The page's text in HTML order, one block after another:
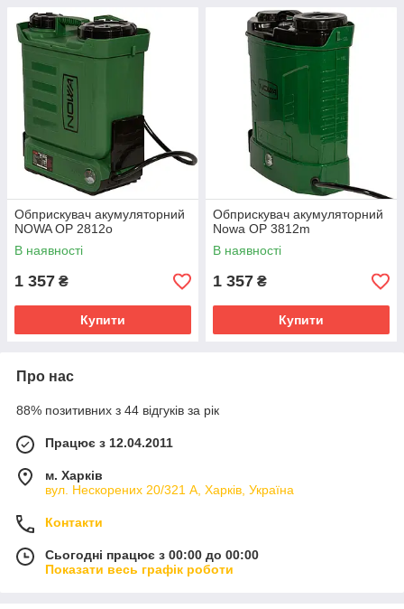
Обприскувач акумуляторний
NOWA OP 2812o
В наявності
1 357 ₴
Купити
Обприскувач акумуляторний
Nowa OP 3812m
В наявності
1 357 ₴
Купити
Про нас
88% позитивних з 44 відгуків за рік
Працює з 12.04.2011
м. Харків
вул. Нескорених 20/321 А, Харків, Україна
Контакти
Сьогодні працює з 00:00 до 00:00
Показати весь графік роботи